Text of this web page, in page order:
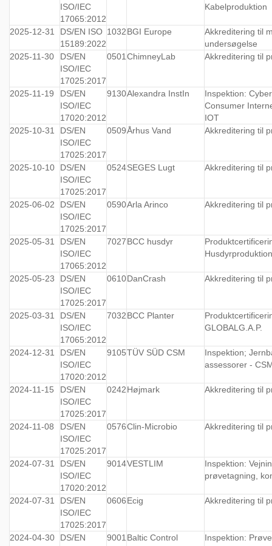
ISO/IEC
17065:2012
Kabelproduktion
2025-12-31
DS/EN ISO
15189:2022
1032BGI Europe
Akkreditering til
undersøgelse
2025-11-30
DS/EN
ISO/IEC
17025:2017
0501 ChimneyLab Akkreditering til
2025-11-19
DS/EN
ISO/IEC
17020:2012
9130Alexandra InstIn
Inspektion:
Consumer
IOT
2025-10-31
DS/EN
ISO/IEC
17025:2017
0509Århus Vand Akkreditering til
2025-10-10
DS/EN
ISO/IEC
17025:2017
0524SEGES Lugt Akkreditering til
2025-06-02
DS/EN
ISO/IEC
17025:2017
0590Arla Arinco Akkreditering til
2025-05-31
DS/EN
ISO/IEC
17065:2012
7027BCC husdyr
Husdyrproduktion
2025-05-23
DS/EN
ISO/IEC
17025:2017
0610DanCrash Akkreditering til
2025-03-31
DS/EN
ISO/IEC
17065:2012
7032BCC Planter
GLOBALG.A.P.
2024-12-31
DS/EN
ISO/IEC
17020:2012
9105TÜV SÜD CSM
Inspektion;
assessorer -
2024-11-15
DS/EN
ISO/IEC
17025:2017
0242Højmark Akkreditering til
2024-11-08
DS/EN
ISO/IEC
17025:2017
0576Clin-Microbio Akkreditering til
2024-07-31
DS/EN
ISO/IEC
17020:2012
9014VESTLIM
Inspektion:
prøvetagning,
2024-07-31
DS/EN
ISO/IEC
17025:2017
0606Ecig Akkreditering til
2024-04-30
DS/EN
9001 Baltic Control
Inspektion: